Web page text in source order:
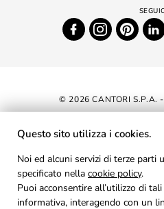
© 2026 CANTORI S.P.A.
DICHIARAZIONE DI
AREA
Questo sito utilizza i cookies.
Noi ed alcuni servizi di terze parti
specificato nella cookie policy.
Puoi acconsentire all’utilizzo di
informativa, interagendo con un